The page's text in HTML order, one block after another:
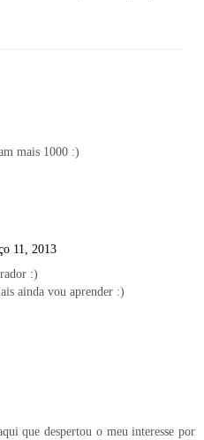
mais 1000 :)
11, 2013
:)
ainda vou aprender :)
que despertou o meu interesse por